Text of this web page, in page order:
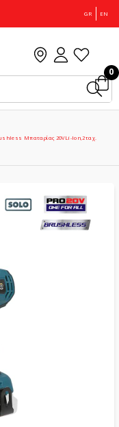
GR EN
0
Μπαταρίας 20VLi-Ion,2ταχ.